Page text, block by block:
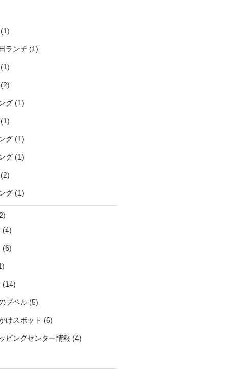
(1)
ランチ (1)
(1)
(2)
グ(1)
(1)
グ(1)
グ(1)
(2)
グ(1)
(4)
(6)
(14)
プペル(5)
けスポット (6)
ピングセンター情報 (4)